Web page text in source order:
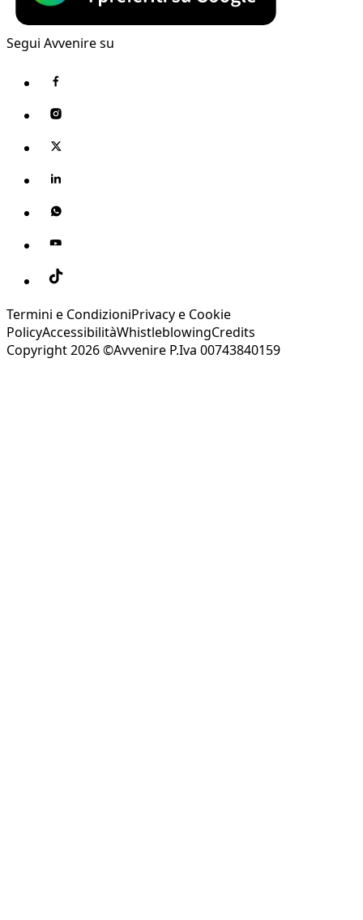
Segui Avvenire su
Termini e CondizioniPrivacy e Cookie
PolicyAccessibilitàWhistleblowingCredits
Copyright 2026 ©Avvenire P.Iva 00743840159